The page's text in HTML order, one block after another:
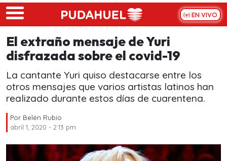
Skip to main content
EN VIVO
El extraño mensaje de Yuri
disfrazada sobre el covid-19
La cantante Yuri quiso destacarse entre los
otros mensajes que varios artistas latinos han
realizado durante estos días de cuarentena.
Por Belén Rubio
abril 1, 2020 - 2:13 pm